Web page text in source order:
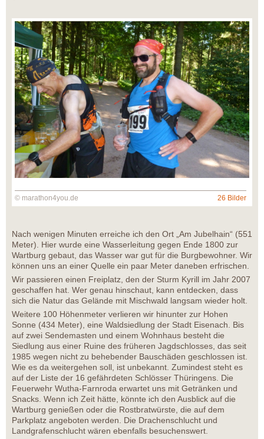
© marathon4you.de 26 Bilder
Nach wenigen Minuten erreiche ich den Ort „Am Jubelhain“ (551
Meter). Hier wurde eine Wasserleitung gegen Ende 1800 zur
Wartburg gebaut, das Wasser war gut für die Burgbewohner. Wir
können uns an einer Quelle ein paar Meter daneben erfrischen.
Wir passieren einen Freiplatz, den der Sturm Kyrill im Jahr 2007
geschaffen hat. Wer genau hinschaut, kann entdecken, dass
sich die Natur das Gelände mit Mischwald langsam wieder holt.
Weitere 100 Höhenmeter verlieren wir hinunter zur Hohen
Sonne (434 Meter), eine Waldsiedlung der Stadt Eisenach. Bis
auf zwei Sendemasten und einem Wohnhaus besteht die
Siedlung aus einer Ruine des früheren Jagdschlosses, das seit
1985 wegen nicht zu behebender Bauschäden geschlossen ist.
Wie es da weitergehen soll, ist unbekannt. Zumindest steht es
auf der Liste der 16 gefährdeten Schlösser Thüringens. Die
Feuerwehr Wutha-Farnroda erwartet uns mit Getränken und
Snacks. Wenn ich Zeit hätte, könnte ich den Ausblick auf die
Wartburg genießen oder die Rostbratwürste, die auf dem
Parkplatz angeboten werden. Die Drachenschlucht und
Landgrafenschlucht wären ebenfalls besuchenswert.